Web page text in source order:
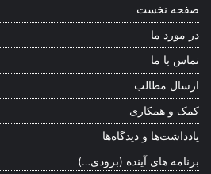
صفحه نخست
در مورد ما
تماس با ما
ارسال مطالب
کمک و همکاری
یادداشت‌ها و دیدگاه‌ها
برنامه های آینده (بزودی…)